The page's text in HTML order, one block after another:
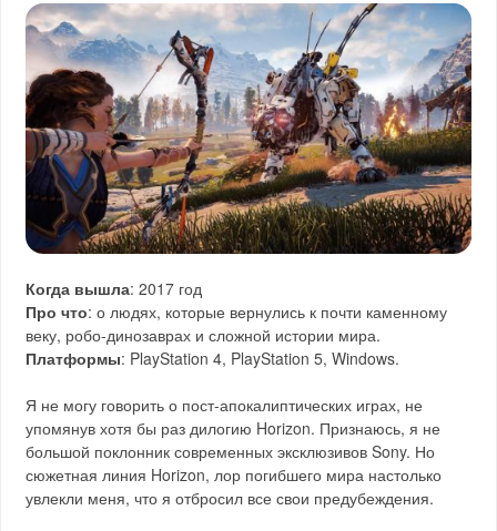
Когда вышла: 2017 год
Про что: о людях, которые вернулись к почти каменному
веку, робо-динозаврах и сложной истории мира.
Платформы: PlayStation 4, PlayStation 5, Windows.
Я не могу говорить о пост-апокалиптических играх, не
упомянув хотя бы раз дилогию Horizon. Признаюсь, я не
большой поклонник современных эксклюзивов Sony. Но
сюжетная линия Horizon, лор погибшего мира настолько
увлекли меня, что я отбросил все свои предубеждения.